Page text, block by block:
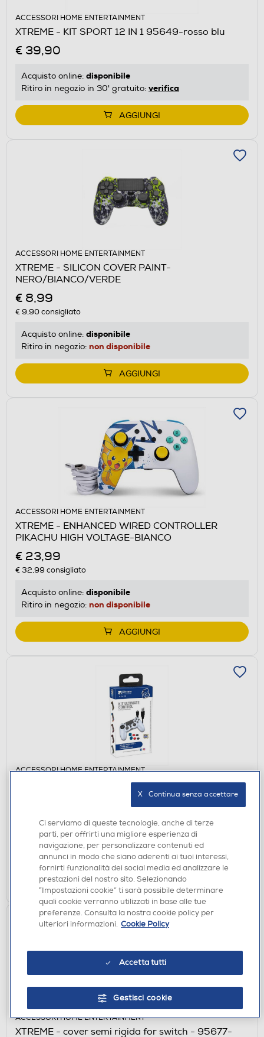
ACCESSORI HOME ENTERTAINMENT
XTREME - KIT SPORT 12 IN 1 95649-rosso blu
€ 39,90
Acquisto online: disponibile
Ritiro in negozio in 30' gratuito: verifica
AGGIUNGI
ACCESSORI HOME ENTERTAINMENT
XTREME - SILICON COVER PAINT-
NERO/BIANCO/VERDE
€ 8,99
€ 9,90consigliato
Acquisto online: disponibile
Ritiro in negozio: non disponibile
AGGIUNGI
ACCESSORI HOME ENTERTAINMENT
XTREME - ENHANCED WIRED CONTROLLER
PIKACHU HIGH VOLTAGE-BIANCO
€ 23,99
€ 32,99 consigliato
Acquisto online: disponibile
Ritiro in negozio: non disponibile
AGGIUNGI
ACCESSORI HOME ENTERTAINMENT
XTREME - KIT ULTIMATE CONTROL-
Acquisto online:disponibile
Ritiro in negozio in 30' gratuito: verifica
AGGIUNGI
ACCESSORI HOME ENTERTAINMENT
XTREME - cover semi rigida for switch - 95677-
Ci serviamo di queste tecnologie, anche di terze
parti, per offrirti una migliore esperienza di
navigazione, per personalizzare contenuti ed
annunci in modo che siano aderenti ai tuoi interessi,
fornirti funzionalità dei social media ed analizzare le
prestazioni del nostro sito. Selezionando
“Impostazioni cookie” ti sarà possibile determinare
quali cookie verranno utilizzati in base alle tue
preferenze. Consulta la nostra cookie policy per
ulteriori informazioni. Cookie Policy
Accetta tutti
Gestisci cookie
X   Continua senza accettare